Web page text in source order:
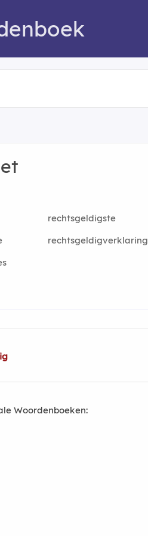
rechtsgeldigste
rechtsgeldigverklaring
Woordenboeken: